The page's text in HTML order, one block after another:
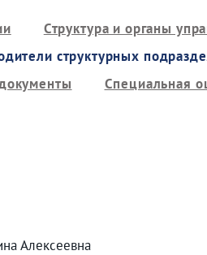
Структура и органы
структурных
Специальная
Алексеевна